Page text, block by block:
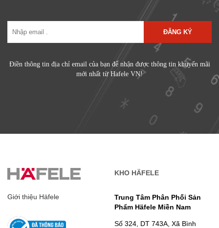
ĐĂNG KÝ
Điền thông tin địa chỉ email của bạn để nhận được thông tin khuyến mãi
mới nhất từ Hafele VN!
Giới thiệu Häfele
KHO HÄFELE
Trung Tâm Phân Phối Sản
Phẩm Häfele Miền Nam
Số 324, DT 743A, Xã Bình